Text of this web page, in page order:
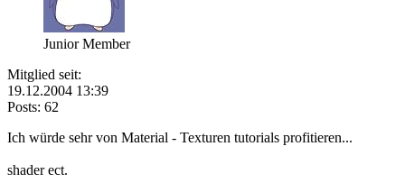
Junior Member
Mitglied seit:
19.12.2004 13:39
Posts: 62
Ich würde sehr von Material - Texturen tutorials profitieren...
shader ect.